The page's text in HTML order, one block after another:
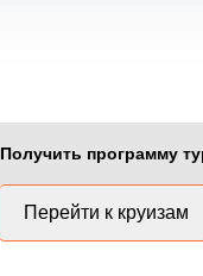
Получить программу
Перейти к круизам